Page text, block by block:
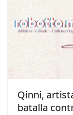
Qinni,
batalla